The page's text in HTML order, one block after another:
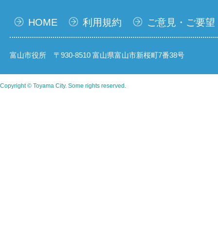
HOME 利用規約 ご意見・ご要望
富山市役所 〒930-8510 富山県富山市新桜町7番38号
Copyright © Toyama City. Some rights reserved.